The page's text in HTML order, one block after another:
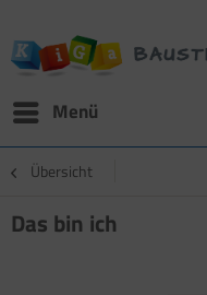
Menü
Übersicht
Das bin ich